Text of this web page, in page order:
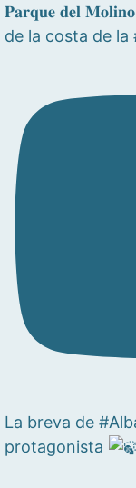
𝐏𝐚𝐫𝐪𝐮𝐞 𝐝𝐞𝐥
de la costa de
La breva de
protagonista